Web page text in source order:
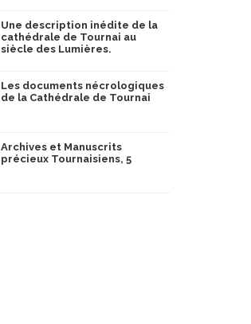
Une description inédite de la
cathédrale de Tournai au
siècle des Lumières.
Les documents nécrologiques
de la Cathédrale de Tournai
Archives et Manuscrits
précieux Tournaisiens, 5